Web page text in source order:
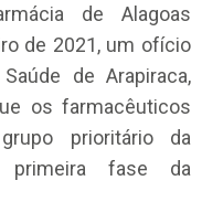
de Alagoas
de 2021, um ofício
de Arapiraca,
os farmacêuticos
prioritário da
primeira fase da